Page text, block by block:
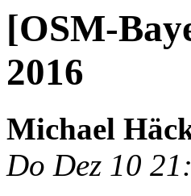
[OSM-
2016
Michael
Do Dez 10